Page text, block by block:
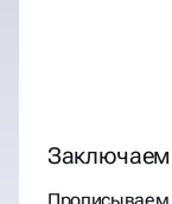
Заключаем